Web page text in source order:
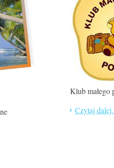
Klub małego
Czytaj